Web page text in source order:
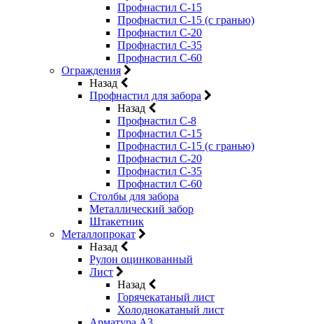
Профнастил С-15
Профнастил С-15 (с гранью)
Профнастил С-20
Профнастил С-35
Профнастил С-60
Ограждения
Назад
Профнастил для забора
Назад
Профнастил С-8
Профнастил С-15
Профнастил С-15 (с гранью)
Профнастил С-20
Профнастил С-35
Профнастил С-60
Столбы для забора
Металлический забор
Штакетник
Металлопрокат
Назад
Рулон оцинкованный
Лист
Назад
Горячекатаный лист
Холоднокатаный лист